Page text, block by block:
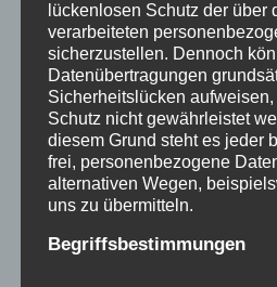
lückenlosen Schutz der über
verarbeiteten
sicherzustellen. Dennoch
Datenübertragungen
Sicherheitslücken
Schutz nicht gewährleistet
diesem Grund steht es jeder
frei, personenbezogene
alternativen Wegen,
uns zu übermitteln.
Begriffsbestimmungen